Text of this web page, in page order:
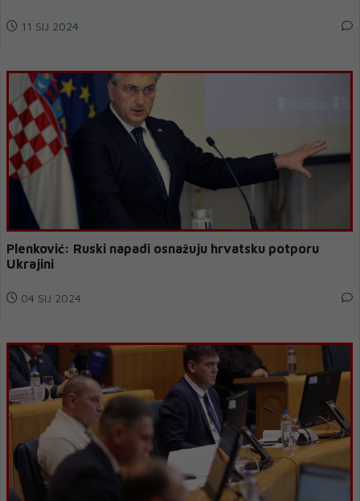
11 SIJ 2024
Plenković: Ruski napadi osnažuju hrvatsku potporu
Ukrajini
04 SIJ 2024